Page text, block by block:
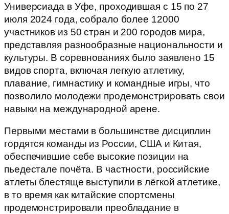
Универсиада в Уфе, проходившая с 15 по 27
июля 2024 года, собрало более 12000
участников из 50 стран и 200 городов мира,
представляя разнообразные национальности и
культуры. В соревнованиях было заявлено 15
видов спорта, включая легкую атлетику,
плавание, гимнастику и командные игры, что
позволило молодежи продемонстрировать свои
навыки на международной арене.
Первыми местами в большинстве дисциплин
гордятся команды из России, США и Китая,
обеспечившие себе высокие позиции на
пьедестале почёта. В частности, российские
атлеты блестяще выступили в лёгкой атлетике,
в то время как китайские спортсмены
продемонстрировали преобладание в